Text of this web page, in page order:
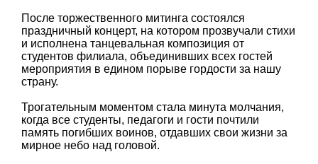
После торжественного митинга состоялся
праздничный концерт, на котором прозвучали стихи
и исполнена танцевальная композиция от
студентов филиала, объединивших всех гостей
мероприятия в едином порыве гордости за нашу
страну.
Трогательным моментом стала минута молчания,
когда все студенты, педагоги и гости почтили
память погибших воинов, отдавших свои жизни за
мирное небо над головой.